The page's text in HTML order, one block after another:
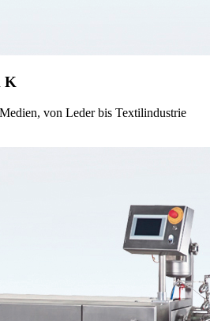
K
von Leder bis Textilindustrie